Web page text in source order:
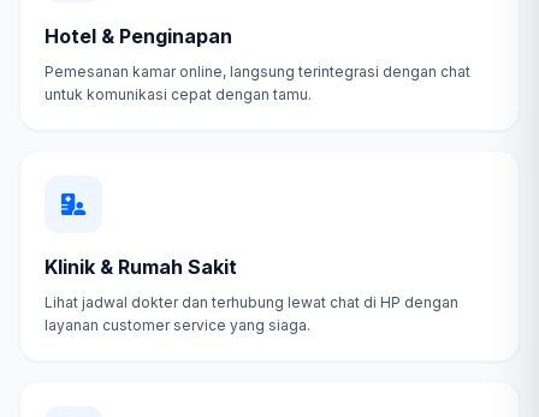
Hotel & Penginapan
Pemesanan kamar online, langsung terintegrasi dengan chat
untuk komunikasi cepat dengan tamu.
Klinik & Rumah Sakit
Lihat jadwal dokter dan terhubung lewat chat di HP dengan
layanan customer service yang siaga.